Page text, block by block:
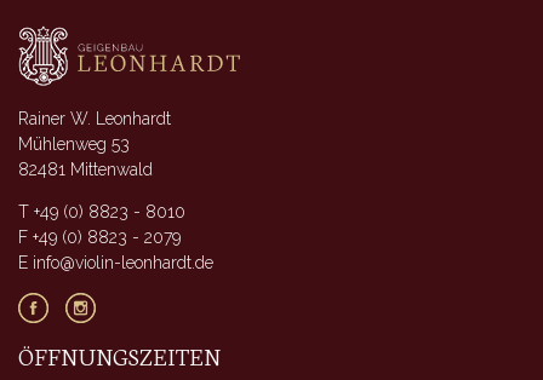
Rainer W. Leonhardt
Mühlenweg 53
82481 Mittenwald
T +49 (0) 8823 - 8010
F +49 (0) 8823 - 2079
E info@violin-leonhardt.de
ÖFFNUNGSZEITEN